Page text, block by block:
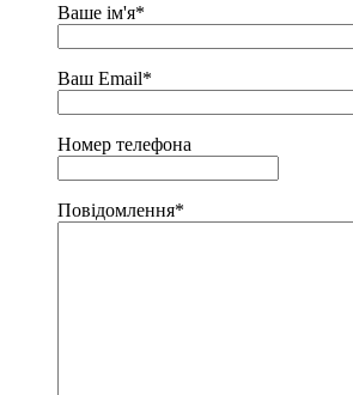
Ваше ім'я*
Ваш Email*
Номер телефона
Повідомлення*